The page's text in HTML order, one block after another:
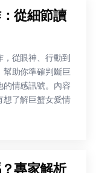
從細節讀
從眼神、行動到
幫助你準確判斷巨
的情感訊號。內容
想了解巨蟹女愛情
專家解析